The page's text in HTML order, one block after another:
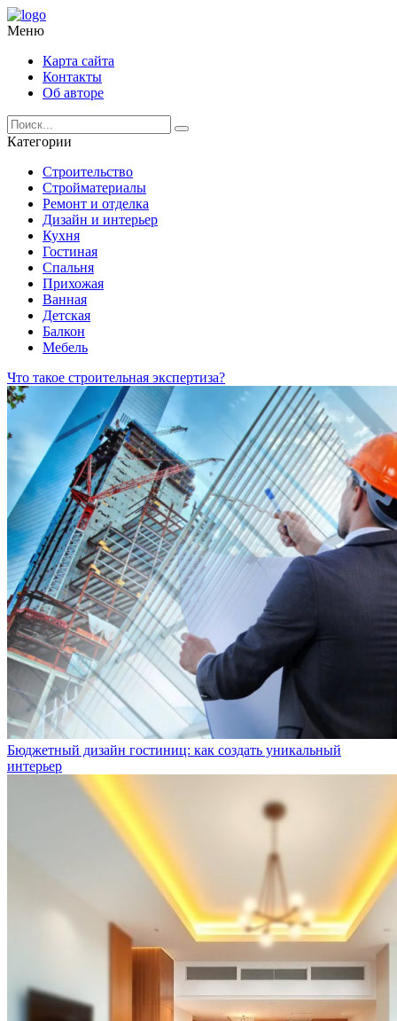
Меню
Карта сайта
Контакты
Об авторе
Категории
Строительство
Стройматериалы
Ремонт и отделка
Дизайн и интерьер
Кухня
Гостиная
Спальня
Прихожая
Ванная
Детская
Балкон
Мебель
Что такое строительная экспертиза?
Бюджетный дизайн гостиниц: как создать уникальный
интерьер